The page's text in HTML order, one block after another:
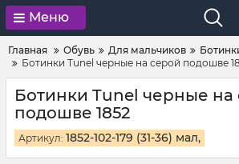
Меню
Главная Обувь Для мальчиков
Ботинки Tunel черные на серой подошве
Ботинки Tunel черные на
подошве 1852
Артикул: 1852-102-179 (31-36) мал,